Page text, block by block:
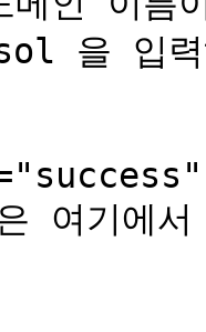
을 입력
여기에